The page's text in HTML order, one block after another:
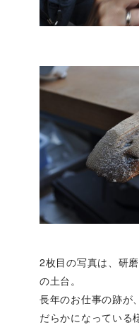
2枚目の写真は、研
の土台。
長年のお仕事の跡が
だらかになっている